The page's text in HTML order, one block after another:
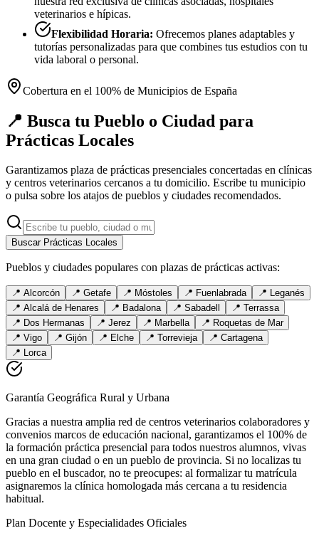
veterinarios e hípicas.
Flexibilidad Horaria: Ofrecemos planes adaptables y
tutorías personalizadas para que combines tus estudios con tu
vida laboral o personal.
Cobertura en el 100% de Municipios de España
📍 Busca tu Pueblo o Ciudad para
Prácticas Locales
Garantizamos plaza de prácticas presenciales concertadas en clínicas
y centros veterinarios cercanos a tu domicilio. Escribe tu municipio
o pulsa sobre los atajos de pueblos y ciudades recomendados.
Buscar Prácticas Locales
Pueblos y ciudades populares con plazas de prácticas activas:
📍 Alcorcón 📍 Getafe 📍 Móstoles 📍 Fuenlabrada 📍 Leganés
📍 Alcalá de Henares 📍 Badalona 📍 Sabadell 📍 Terrassa
📍 Dos Hermanas 📍 Jerez 📍 Marbella 📍 Roquetas de Mar
📍 Vigo 📍 Gijón 📍 Elche 📍 Torrevieja 📍 Cartagena
📍 Lorca
Garantía Geográfica Rural y Urbana
Gracias a nuestra amplia red de centros veterinarios colaboradores y
convenios marcos de educación nacional, garantizamos el 100% de
la formación práctica presencial para todos nuestros alumnos, vivas
en una gran ciudad o en un pueblo de provincia. Si no localizas tu
pueblo en el buscador, no te preocupes: al formalizar tu matrícula
asignaremos la clínica homologada más cercana a tu residencia
habitual.
Plan Docente y Especialidades Oficiales